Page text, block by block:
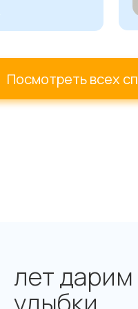
Посмотреть всех
лет дарим